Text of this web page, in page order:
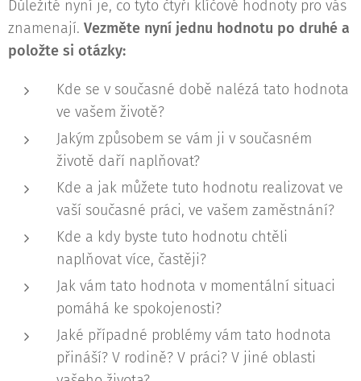
Důležité nyní je, co tyto čtyři klíčové hodnoty pro vás
znamenají. Vezměte nyní jednu hodnotu po druhé a
položte si otázky:
Kde se v současné době nalézá tato hodnota
ve vašem životě?
Jakým způsobem se vám ji v současném
životě daří naplňovat?
Kde a jak můžete tuto hodnotu realizovat ve
vaší současné práci, ve vašem zaměstnání?
Kde a kdy byste tuto hodnotu chtěli
naplňovat více, častěji?
Jak vám tato hodnota v momentální situaci
pomáhá ke spokojenosti?
Jaké případné problémy vám tato hodnota
přináší? V rodině? V práci? V jiné oblasti